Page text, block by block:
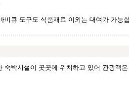
비큐 도구도 식품재료 이외는 대여가 가능
숙박시설이 곳곳에 위치하고 있어 관광객